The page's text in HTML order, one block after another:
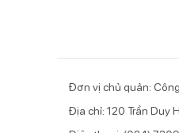
Đơn vị chủ quản:
Địa chỉ: 120 Trần Duy